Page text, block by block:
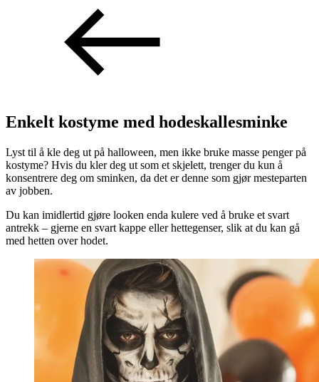
Enkelt kostyme med hodeskallesminke
Lyst til å kle deg ut på halloween, men ikke bruke masse penger på
kostyme? Hvis du kler deg ut som et skjelett, trenger du kun å
konsentrere deg om sminken, da det er denne som gjør mesteparten
av jobben.
Du kan imidlertid gjøre looken enda kulere ved å bruke et svart
antrekk – gjerne en svart kappe eller hettegenser, slik at du kan gå
med hetten over hodet.